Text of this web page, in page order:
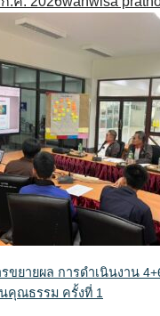
ขยายผล การดำเนินงาน
นคุณธรรม ครั้งที่ 1